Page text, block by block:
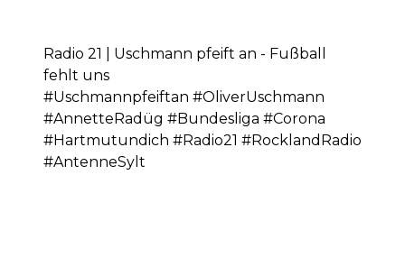
Radio 21 | Uschmann pfeift an - Fußball
fehlt uns
#Uschmannpfeiftan #OliverUschmann
#AnnetteRadüg #Bundesliga #Corona
#Hartmutundich #Radio21 #RocklandRadio
#AntenneSylt